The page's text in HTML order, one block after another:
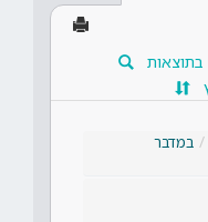
בתוצאות
במדבר